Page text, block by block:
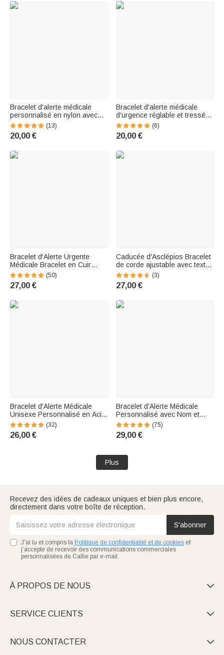
Bracelet d'alerte médicale
personnalisé en nylon avec
texte à porter au quotidien
Cadeau de premier secours
pour hommes femmes
(13)
20,00 €
Bracelet d'alerte médicale
d'urgence réglable et tressé
avec étoile de vie et texte
gravé Cadeau pour les
enfants allergiques et autistes
(6)
20,00 €
Bracelet d'Alerte Urgente
Médicale Bracelet en Cuir
Réglable Personnalisé avec
Texte Gravé Cadeau pour
Homme Femme
(50)
27,00 €
Caducée d'Asclépios Bracelet
de corde ajustable avec texte
gravé pour la protection de la
vie privée Cadeau pour
femmes hommes
(3)
27,00 €
Bracelet d'Alerte Médicale
Unisexe Personnalisé en Acier
Inoxydable avec Messages
Gravés Cadeau d'Anniversaire
pour Famille
(32)
26,00 €
Bracelet d'Alerte Médicale
Personnalisé avec Nom et
Texte Gravés Bracelet en
Pierre Cadeau pour Famille
Ami
(75)
29,00 €
Plus
Recevez des idées de cadeaux uniques et bien plus encore,
directement dans votre boîte de réception.
S'abonner
J’ai lu et compris la Politique de confidentialité et de cookies et
j’accepte de recevoir des communications commerciales
personnalisées de Callie par e-mail.
À PROPOS DE NOUS 
SERVICE CLIENTS 
NOUS CONTACTER 